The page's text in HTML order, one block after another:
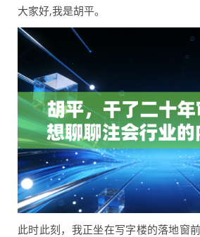
大家好,我是胡平。
此时此刻，我正坐在写字楼的落地窗